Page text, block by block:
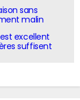
sans
malin
excellent
suffisent